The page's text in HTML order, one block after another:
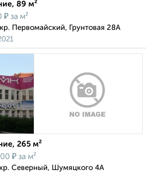
89 м²
₽ за м²
Первомайский, Грунтовая 28А
265 м²
₽ за м²
Северный, Шумяцкого 4А